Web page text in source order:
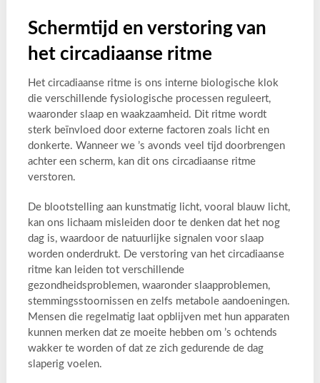
Schermtijd en verstoring van
het circadiaanse ritme
Het circadiaanse ritme is ons interne biologische klok
die verschillende fysiologische processen reguleert,
waaronder slaap en waakzaamheid. Dit ritme wordt
sterk beïnvloed door externe factoren zoals licht en
donkerte. Wanneer we ’s avonds veel tijd doorbrengen
achter een scherm, kan dit ons circadiaanse ritme
verstoren.
De blootstelling aan kunstmatig licht, vooral blauw licht,
kan ons lichaam misleiden door te denken dat het nog
dag is, waardoor de natuurlijke signalen voor slaap
worden onderdrukt. De verstoring van het circadiaanse
ritme kan leiden tot verschillende
gezondheidsproblemen, waaronder slaapproblemen,
stemmingsstoornissen en zelfs metabole aandoeningen.
Mensen die regelmatig laat opblijven met hun apparaten
kunnen merken dat ze moeite hebben om ’s ochtends
wakker te worden of dat ze zich gedurende de dag
slaperig voelen.